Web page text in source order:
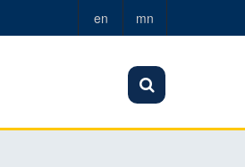
en mn